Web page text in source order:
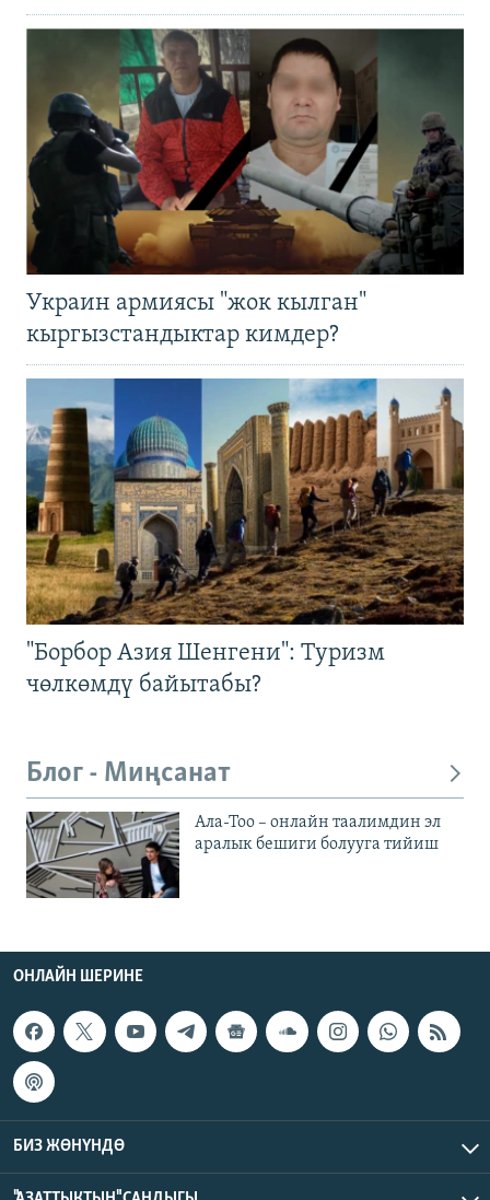
Украин армиясы "жок кылган"
кыргызстандыктар кимдер?
"Борбор Азия Шенгени": Туризм
чөлкөмдү байытабы?
Блог - Миңсанат
Ала-Тоо – онлайн таалимдин эл
аралык бешиги болууга тийиш
ОНЛАЙН ШЕРИНЕ
БИЗ ЖӨНҮНДӨ